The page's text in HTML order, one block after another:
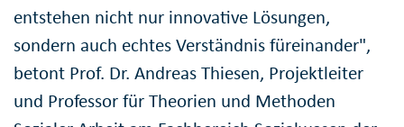
entstehen nicht nur innovative Lösungen,
sondern auch echtes Verständnis füreinander",
betont Prof. Dr. Andreas Thiesen, Projektleiter
und Professor für Theorien und Methoden